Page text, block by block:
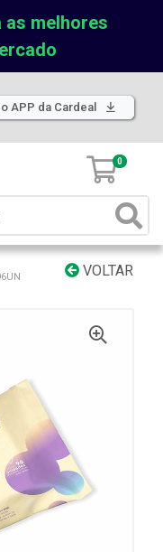
as melhores
APP da Cardeal
0
VOLTAR